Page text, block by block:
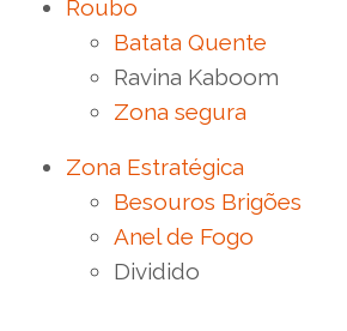
Roubo
Batata Quente
Ravina Kaboom
Zona segura
Zona Estratégica
Besouros Brigões
Anel de Fogo
Dividido